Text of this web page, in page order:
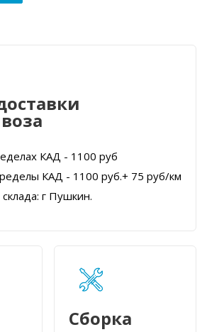
КАД - 1100 руб
КАД - 1100 руб.+ 75 руб/км
г Пушкин.
Сборка